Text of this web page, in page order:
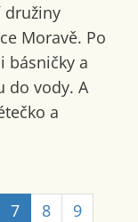
družiny
Moravě. Po
básničky a
do vody. A
a
7 8
9